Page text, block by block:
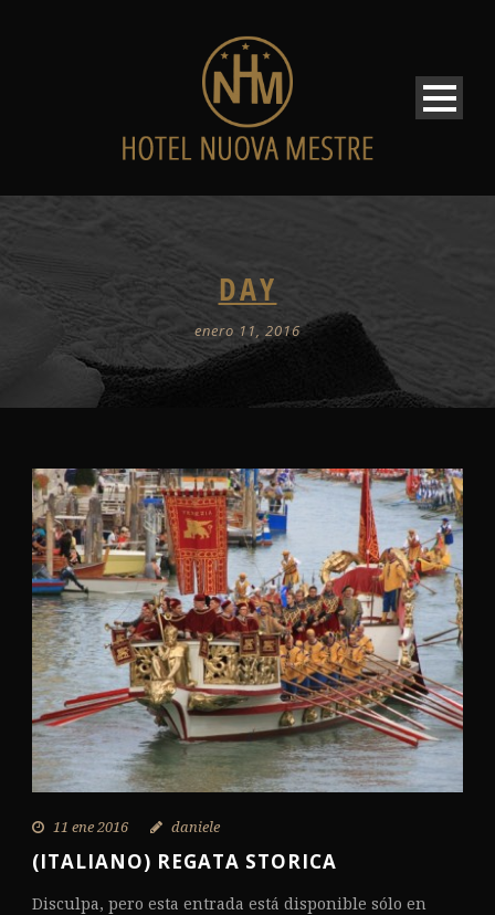
DAY
enero 11, 2016
11 ene 2016 daniele
(ITALIANO) REGATA STORICA
Disculpa, pero esta entrada está disponible sólo en